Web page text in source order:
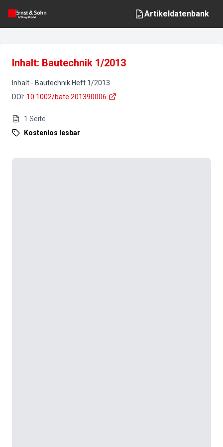
Artikeldatenbank
Inhalt: Bautechnik 1/2013
Inhalt - Bautechnik Heft 1/2013
DOI : 10.1002/bate.201390006
1 Seite
Kostenlos lesbar